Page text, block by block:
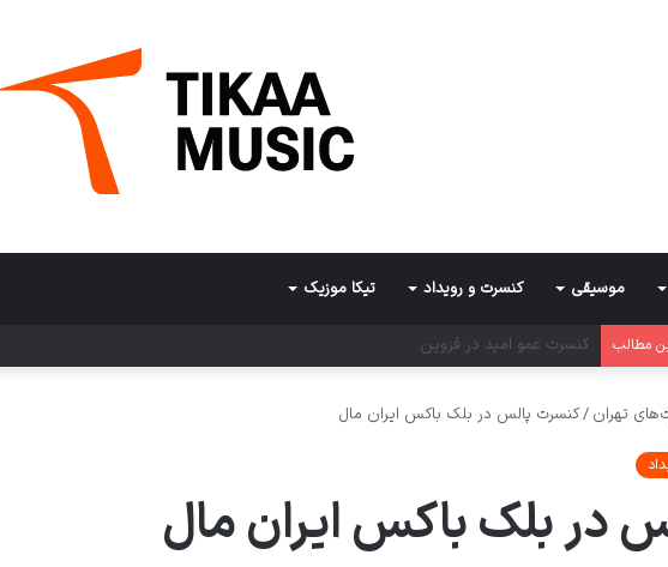
موسیقی کنسرت و رویداد تیکا موزیک
مطالب کنسرت ارکستر رتوریک در تالار وحدت
تهران /کنسرت پالس در بلک باکس ایران مال
در بلک باکس ایران مال